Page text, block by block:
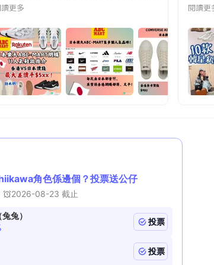
搵到心水貨仲平幾舊⋯ 如果唔係住新界區,去東涌
更多 閱讀更